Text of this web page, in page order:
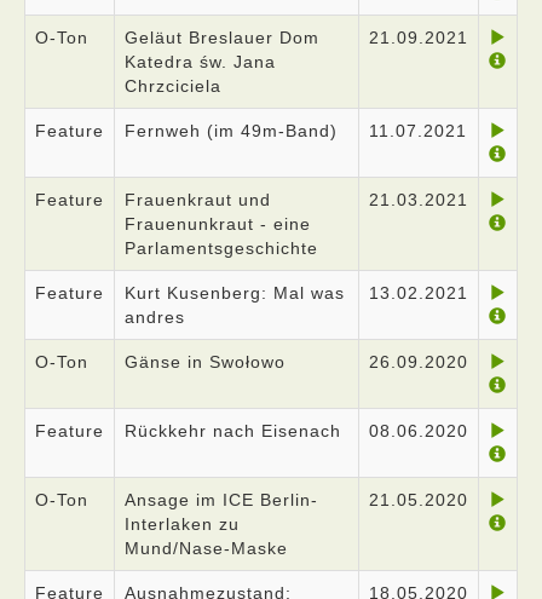
O-Ton
Geläut Breslauer Dom
Katedra św. Jana
Chrzciciela
21.09.2021
Feature Fernweh (im 49m-Band) 11.07.2021
Feature
Frauenkraut und
Frauenunkraut - eine
Parlamentsgeschichte
21.03.2021
Feature
Kurt Kusenberg: Mal was
andres
13.02.2021
O-Ton Gänse in Swołowo 26.09.2020
Feature Rückkehr nach Eisenach 08.06.2020
O-Ton
Ansage im ICE Berlin-
Interlaken zu
Mund/Nase-Maske
21.05.2020
Feature Ausnahmezustand: 18.05.2020